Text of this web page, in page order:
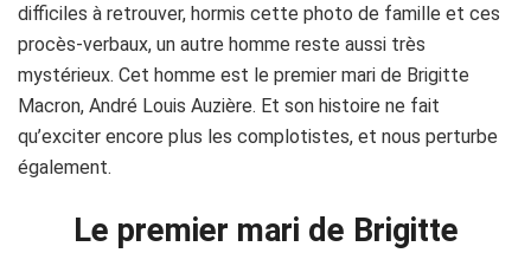
difficiles à retrouver, hormis cette photo de famille et ces
procès-verbaux, un autre homme reste aussi très
mystérieux. Cet homme est le premier mari de Brigitte
Macron, André Louis Auzière. Et son histoire ne fait
qu’exciter encore plus les complotistes, et nous perturbe
également.
Le premier mari de Brigitte